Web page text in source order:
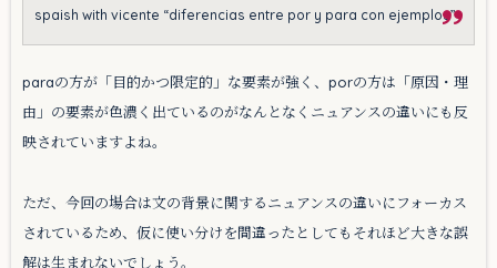
spaish with vicente “diferencias entre por y para con ejemplos”
paraの方が「目的かつ限定的」な要素が強く、porの方は「原因・理
由」の要素が色濃く出ているのがなんとなくニュアンスの違いにも反
映されていますよね。
ただ、今回の場合は文の背景に関するニュアンスの違いにフォーカス
されているため、仮に使い分けを間違ったとしてもそれほど大きな誤
解は生まれないでしょう。